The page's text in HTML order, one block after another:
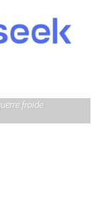
froide